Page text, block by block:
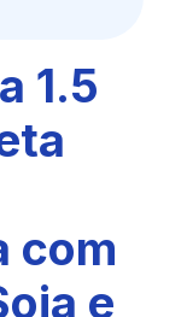
1.5
com
e